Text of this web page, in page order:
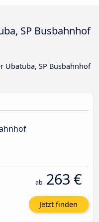
SP Busbahnhof
Ubatuba, SP Busbahnhof
ab 263 €
Jetzt finden